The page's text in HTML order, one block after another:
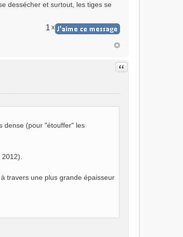
dessécher et surtout, les tiges se
1 x
Citer
dense (pour "étouffer" les
travers une plus grande épaisseur